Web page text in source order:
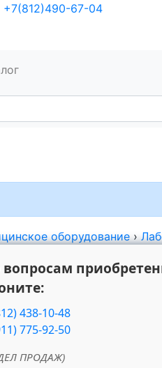
+7(812)490-67-04
оборудование ›
вопросам
438-10-48
775-92-50
ПРОДАЖ)